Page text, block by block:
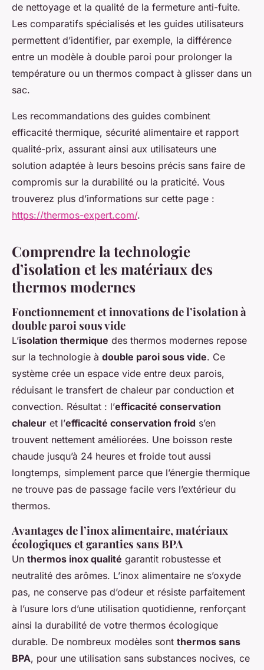
de nettoyage et la qualité de la fermeture anti-fuite.
Les comparatifs spécialisés et les guides utilisateurs
permettent d’identifier, par exemple, la différence
entre un modèle à double paroi pour prolonger la
température ou un thermos compact à glisser dans un
sac.
Les recommandations des guides combinent
efficacité thermique, sécurité alimentaire et rapport
qualité-prix, assurant ainsi aux utilisateurs une
solution adaptée à leurs besoins précis sans faire de
compromis sur la durabilité ou la praticité. Vous
trouverez plus d’informations sur cette page :
https://thermos-expert.com/.
Comprendre la technologie
d’isolation et les matériaux des
thermos modernes
Fonctionnement et innovations de l’isolation à
double paroi sous vide
L’isolation thermique des thermos modernes repose
sur la technologie à double paroi sous vide. Ce
système crée un espace vide entre deux parois,
réduisant le transfert de chaleur par conduction et
convection. Résultat : l’efficacité conservation
chaleur et l’efficacité conservation froid s’en
trouvent nettement améliorées. Une boisson reste
chaude jusqu’à 24 heures et froide tout aussi
longtemps, simplement parce que l’énergie thermique
ne trouve pas de passage facile vers l’extérieur du
thermos.
Avantages de l’inox alimentaire, matériaux
écologiques et garanties sans BPA
Un thermos inox qualité garantit robustesse et
neutralité des arômes. L’inox alimentaire ne s’oxyde
pas, ne conserve pas d’odeur et résiste parfaitement
à l’usure lors d’une utilisation quotidienne, renforçant
ainsi la durabilité de votre thermos écologique
durable. De nombreux modèles sont thermos sans
BPA, pour une utilisation sans substances nocives, ce